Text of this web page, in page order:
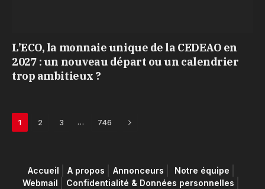
L’ECO, la monnaie unique de la CEDEAO en
2027 : un nouveau départ ou un calendrier
trop ambitieux ?
1 2 3 … 746 Next
Accueil A propos Annonceurs
Notre équipe
Webmail
Confidentialité & Données personnelles